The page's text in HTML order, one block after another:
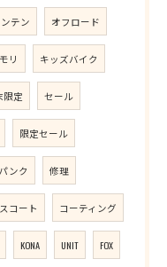
テン オフロード
リ キッズバイク
限定 セール
限定セール
パンク 修理
コート コーティング
KONA UNIT FOX